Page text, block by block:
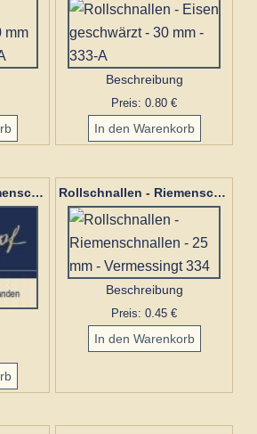
Beschreibung
Preis: 0.80 €
Rollschnallen - Riemenschnallen - 25 mm - Schwarz 334 Rollschnallen - Riemenschnallen - 25 mm - Vermessingt 334
Beschreibung
Preis: 0.45 €